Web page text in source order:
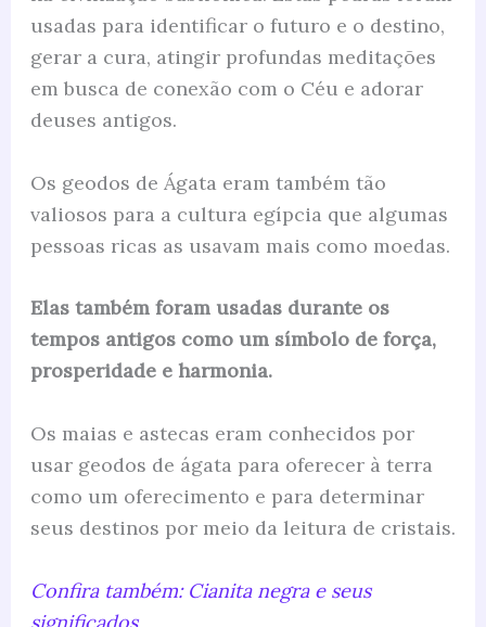
usadas para identificar o futuro e o destino,
gerar a cura, atingir profundas meditações
em busca de conexão com o Céu e adorar
deuses antigos.
Os geodos de Ágata eram também tão
valiosos para a cultura egípcia que algumas
pessoas ricas as usavam mais como moedas.
Elas também foram usadas durante os
tempos antigos como um símbolo de força,
prosperidade e harmonia.
Os maias e astecas eram conhecidos por
usar geodos de ágata para oferecer à terra
como um oferecimento e para determinar
seus destinos por meio da leitura de cristais.
Confira também: Cianita negra e seus